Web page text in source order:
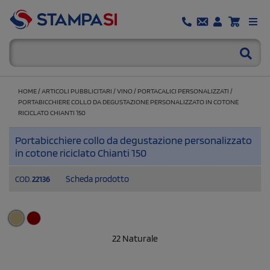
HOME /ARTICOLI PUBBLICITARI /VINO / PORTACALICI PERSONALIZZATI /
PORTABICCHIERE COLLO DA DEGUSTAZIONE PERSONALIZZATO IN COTONE
RICICLATO CHIANTI 150
Portabicchiere collo da degustazione personalizzato
in cotone riciclato Chianti 150
COD. 22136 Scheda prodotto
22 Naturale